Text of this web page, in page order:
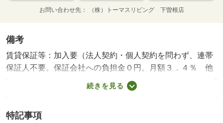
お問い合わせ先 （株）トーマスリビング 下曽根店
備考
賃貸保証等：加入要（法人契約・個人契約を問わず、連帯
保証人不要。保証会社への負担金０円。月額３．４％ 他
プランあり）・ＪＲ朽網駅の隣とこれ以上ない好立地物件♪
歩いて１分で駅に着きます☆☆室内もウォシュレットやモ
ない方！！こちらの物件はいかがですか？・バイク置場：
続きを見る
特記事項